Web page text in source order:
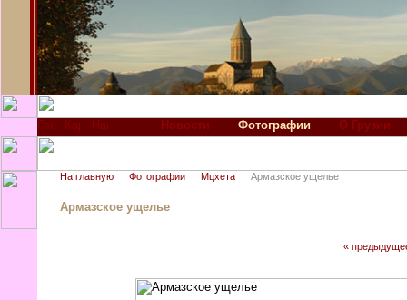
Новости Фотографии О Грузии
На главную Фотографии Мцхета Армазское ущелье
Армазское ущелье
«